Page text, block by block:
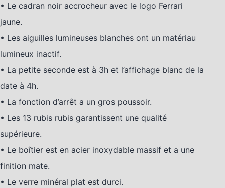
• Le cadran noir accrocheur avec le logo Ferrari
jaune.
• Les aiguilles lumineuses blanches ont un matériau
lumineux inactif.
• La petite seconde est à 3h et l’affichage blanc de la
date à 4h.
• La fonction d’arrêt a un gros poussoir.
• Les 13 rubis rubis garantissent une qualité
supérieure.
• Le boîtier est en acier inoxydable massif et a une
finition mate.
• Le verre minéral plat est durci.